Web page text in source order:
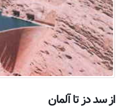
از سد دز تا آلمان